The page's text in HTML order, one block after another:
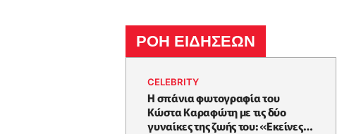
ΡΟΗ ΕΙΔΗΣΕΩΝ
CELEBRITY
Η σπάνια φωτογραφία του
Κώστα Καραφώτη με τις δύο
γυναίκες της ζωής του: «Εκείνες…